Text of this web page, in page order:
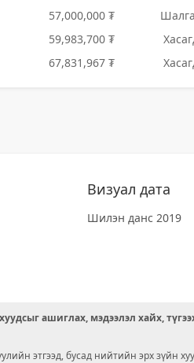
57,000,000 ₮
59,983,700 ₮
67,831,967 ₮
Визуал дата
Шилэн данс 2019
ашиглах, мэдээлэл хайх,
этгээд, бусад нийтийн эрх зүйн